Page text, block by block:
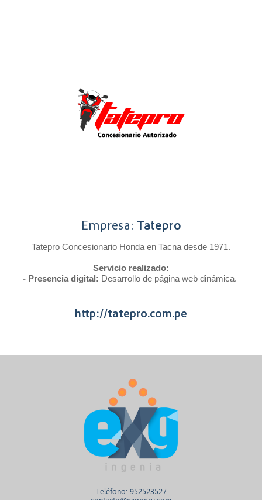
Empresa: Tatepro
Tatepro Concesionario Honda en Tacna desde 1971.
Servicio realizado:
- Presencia digital: Desarrollo de página web dinámica.
http://tatepro.com.pe
Teléfono: 952523527